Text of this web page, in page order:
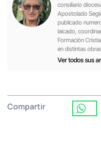
consiliario
Apostolado
publicado
laicado,
Formación
en distintas
Ver todos sus
Compartir